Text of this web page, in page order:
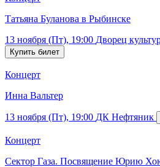
Татьяна Буланова в Рыбинске
13 ноября (Пт), 19:00 Дворец
Концерт
Инна Вальтер
13 ноября (Пт), 19:00 ДК Нефтяник
Концерт
Сектор Газа. Посвящение Юрию